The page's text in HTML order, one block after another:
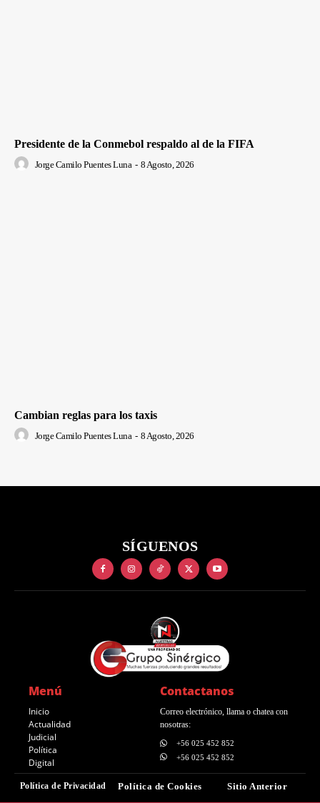
Presidente de la Conmebol respaldo al de la FIFA
Jorge Camilo Puentes Luna - 8 Agosto, 2026
Cambian reglas para los taxis
Jorge Camilo Puentes Luna - 8 Agosto, 2026
SÍGUENOS
Menú
Inicio
Actualidad
Judicial
Política
Digital
Contactanos
Correo electrónico, llama o chatea con
nosotras:
+56 025 452 852
+56 025 452 852
Política de Privacidad Política de Cookies Sitio Anterior